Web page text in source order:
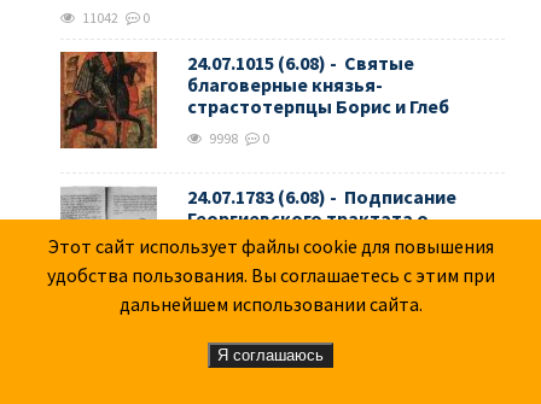
11042 0
24.07.1015 (6.08) - Святые
благоверные князья-
страстотерпцы Борис и Глеб
9998 0
24.07.1783 (6.08) - Подписание
Георгиевского трактата о
вступлении Грузии под
покровительство России
24.7.1915 (6.8) - "Атака мертвецов"
751 0
Этот сайт использует файлы cookie для повышения
удобства пользования. Вы соглашаетесь с этим при
дальнейшем использовании сайта.
Я соглашаюсь